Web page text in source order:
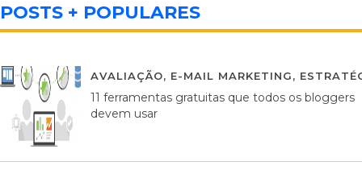
POSTS + POPULARES
AVALIAÇÃO, E-MAIL MARKETING,
11 ferramentas gratuitas que todos os bloggers
devem usar